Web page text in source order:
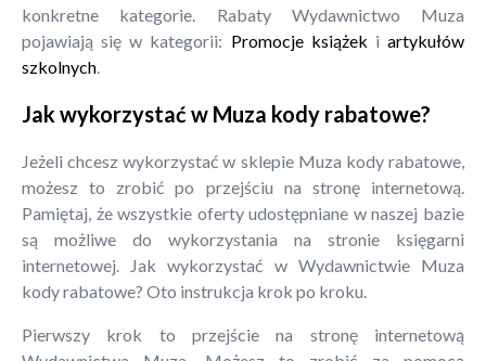
konkretne kategorie. Rabaty Wydawnictwo Muza
pojawiają się w kategorii: Promocje książek iartykułów
szkolnych
Jak wykorzystać w Muza kody rabatowe?
Jeżeli chcesz wykorzystać w sklepie Muza kody rabatowe,
możesz to zrobić po przejściu na stronę internetową.
Pamiętaj, że wszystkie oferty udostępniane w naszej bazie
są możliwe do wykorzystania na stronie księgarni
internetowej. Jak wykorzystać w Wydawnictwie Muza
kody rabatowe? Oto instrukcja krok po kroku.
Pierwszy krok to przejście na stronę internetową